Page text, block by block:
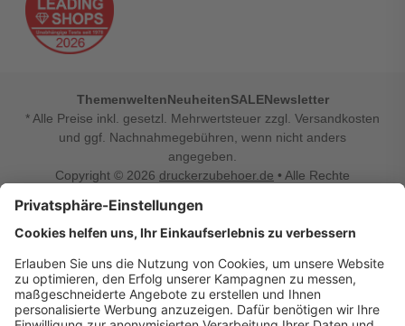
ThemenweltenNeuheitenSALENewsletter
* Alle Preise inkl. gesetzl. Mehrwertsteuer zzgl. Versandkosten
und ggf. Nachnahmegebühren, wenn nicht anders
angegeben.
Copyright © 2026 druckerzubehoer.de • Alle Rechte
Vertrag widerrufen
Druckerzubehoer.de – preiswerte Qualität für Ihr Office
Sie sind auf der Suche nach dem passenden Druckerzubehör
oder Zubehör für das Büro, den Computer oder Ihr
Smartphone? Dann sind Sie bei Druckerzubehoer.de genau
richtig! Unser breites Sortiment bietet unter anderem Tinte